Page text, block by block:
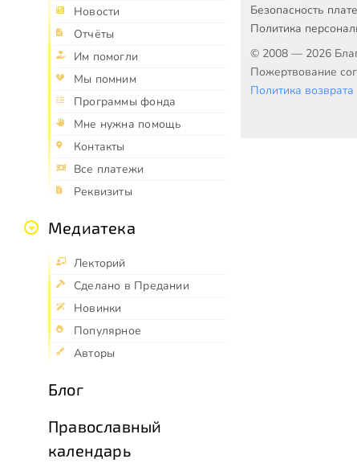
Новости
Отчёты
Им помогли
Мы помним
Программы фонда
Мне нужна помощь
Контакты
Все платежи
Реквизиты
Медиатека
Лекторий
Сделано в Предании
Новинки
Популярное
Авторы
Блог
Православный
календарь
Безопасность
Политика
© 2008 — 2026
Пожертвование
Политика возврата